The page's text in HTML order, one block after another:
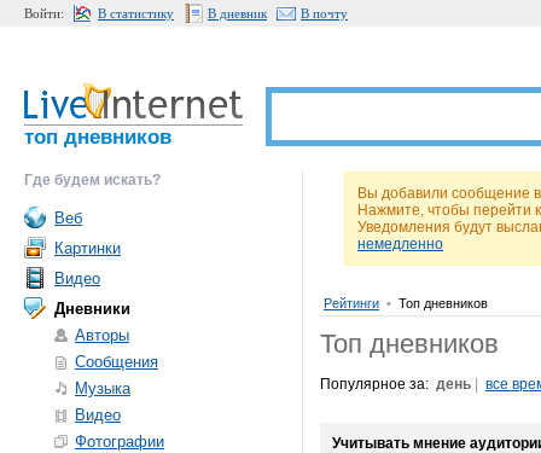
Войти: В статистику В дневник В почту
топ дневников
Вы добавили сообщение
Нажмите, чтобы перейти
Уведомления будут
немедленно
Рейтинги • Топ дневников
Топ дневников
Популярное за: день все
Учитывать мнение
Где будем искать?
Веб
Картинки
Видео
Дневники
Авторы
Сообщения
Музыка
Видео
Фотографии